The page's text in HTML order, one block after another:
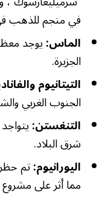
في منجم للذهب
الماس:يوجد
الجزيرة.
التيتانيوم
الجنوب الغربي
التنغستن:
شرق البلاد.
اليورانيوم:
مما أثر على